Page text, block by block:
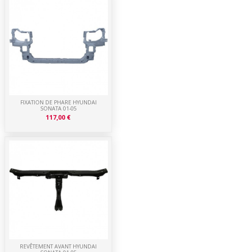
REVÊTEMENT AVANT HYUNDAI
FIXATION DE PHARE HYUNDAI
SONATA 01-05
117,00 €